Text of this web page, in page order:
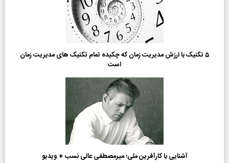
5 تکنیک با ارزش مدیریت زمان که چکیده تمام تکنیک های مدیریت زمان
است
آشنایی با کارآفرین ملی؛ میرمصطفی عالی نسب + ویدیو